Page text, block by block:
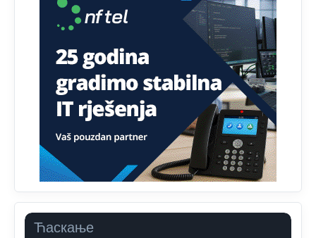
Ћаскање
Drzi pod kontrolom tri stvari jezik,karakter i
ponasanje...Uzivotu brani tri stvari:cast,prijatelja i
slabije.Iz zivota iskljuci tri stvari uvredu,neznanje i
dok si ziv gaji tri stvari dobrotu,pamet i
prijateljstvo!!
Анонимно2806721 јуче 12:39
791 BiH nije priznala Kosovo kao nezavisnu državu jer
genocidna tvorevina pravi smetnju a recimo Srbija je
davnopriznala.Nasvakom proizvodu iz Srbije stoji -
uvoznik za Kosovo
Анонимно2806721 јуче 12:45
Kosovo-kome će se vratiti? Gdje je dobrodošla i koga
da brani? A imamo vojsku Kosova kojoj želimo svako
dobro i da se što bolje opreme